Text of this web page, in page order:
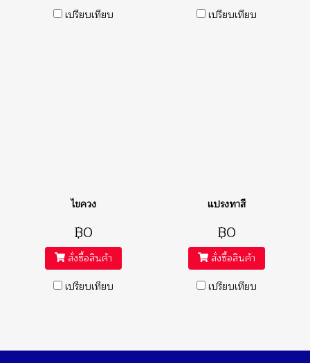
เปรียบเทียบ
เปรียบเทียบ
ไขควง
฿0
สั่งซื้อสินค้า
เปรียบเทียบ
แปรงทาสี
฿0
สั่งซื้อสินค้า
เปรียบเทียบ